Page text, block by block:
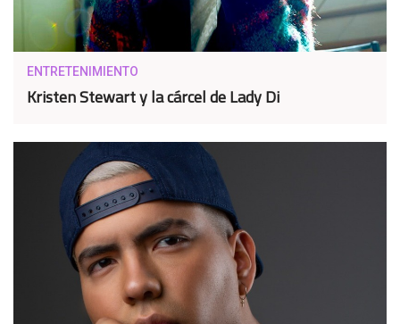
ENTRETENIMIENTO
Kristen Stewart y la cárcel de Lady Di